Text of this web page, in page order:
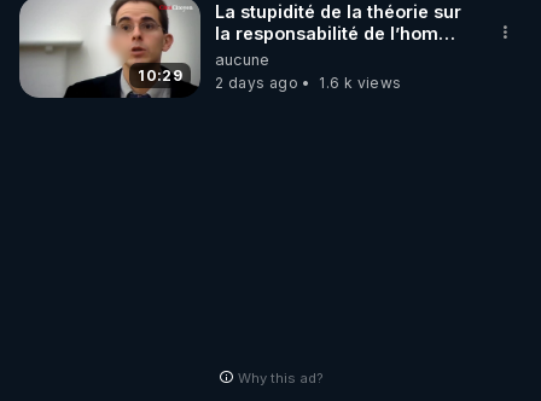
10:29
La stupidité de la théorie sur
la responsabilité de l’homme
concernant le dioxyde de
carbone.
aucune
2 days ago
1.6 k views
Why this ad?